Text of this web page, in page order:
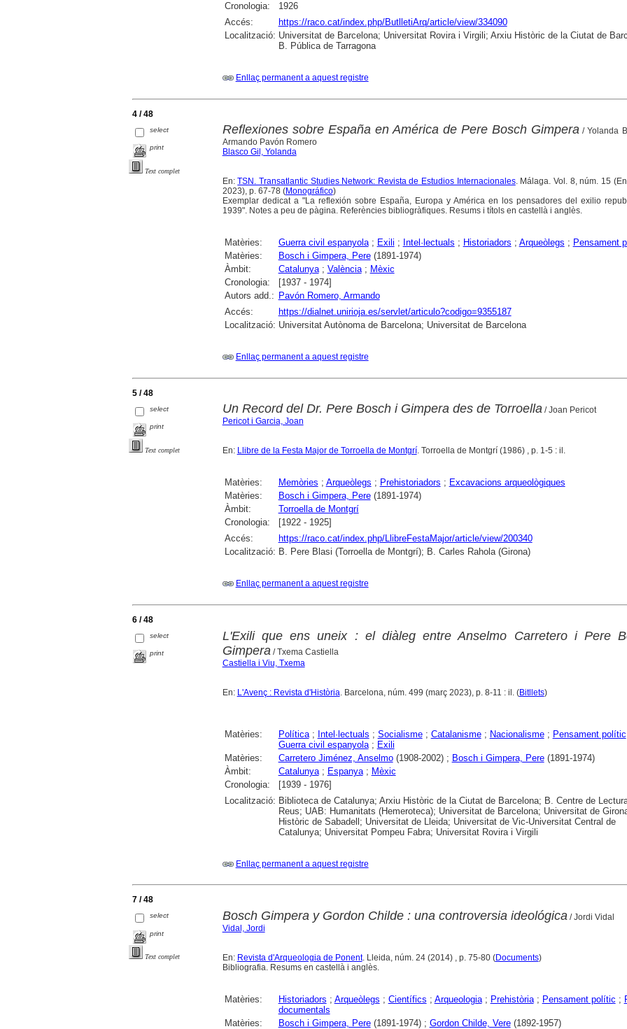
Cronologia:
1926
Accés:
https://raco.cat/index.php/ButlletiArq/article/view/334090
Localització: Universitat de Barcelona; Universitat Rovira i Virgili; Arxiu Històric de la Ciutat de
B. Pública de Tarragona
Enllaç permanent a aquest registre
4 / 48
select
print
Text complet
Reflexiones sobre España en América de Pere Bosch Gimpera / Yolanda
Armando Pavón Romero
Blasco Gil, Yolanda
En:TSN. Transatlantic Studies Network: Revista de Estudios Internacionales. Málaga. Vol. 8, núm. 15
2023), p. 67-78 (Monográfico)
Exemplar dedicat a "La reflexión sobre España, Europa y América en los pensadores del exilio
1939". Notes a peu de pàgina. Referències bibliogràfiques. Resums i títols en castellà i anglès.
Matèries: Guerra civil espanyola; Exili ; Intel·lectuals ; Historiadors ; Arqueòlegs ; Pensament
Matèries:
Bosch i Gimpera, Pere(1891-1974)
Àmbit:
Catalunya; València; Mèxic
Cronologia:
[1937 - 1974]
Autors add.: Pavón Romero, Armando
Accés:
https://dialnet.unirioja.es/servlet/articulo?codigo=9355187
Localització: Universitat Autònoma de Barcelona; Universitat de Barcelona
Enllaç permanent a aquest registre
5 / 48
select
print
Text complet
Un Record del Dr. Pere Bosch i Gimpera des de Torroella/ Joan Pericot
Pericot i Garcia, Joan
En: Llibre de la Festa Major de Torroella de Montgrí. Torroella de Montgrí (1986) , p. 1-5 : il.
Matèries: Memòries ; Arqueòlegs ; Prehistoriadors ; Excavacions arqueològiques
Matèries:
Bosch i Gimpera, Pere(1891-1974)
Àmbit:
Torroella de Montgrí
Cronologia:
[1922 - 1925]
Accés:
https://raco.cat/index.php/LlibreFestaMajor/article/view/200340
Localització: B. Pere Blasi (Torroella de Montgrí); B. Carles Rahola (Girona)
Enllaç permanent a aquest registre
6 / 48
select
print
L'Exili que ens uneix : el diàleg entre Anselmo Carretero i Pere
Gimpera / Txema Castiella
Castiella i Viu, Txema
En: L'Avenç : Revista d'Història . Barcelona, núm. 499 (març 2023), p. 8-11 : il. (Bitllets)
Matèries: Política; Intel·lectuals ; Socialisme; Catalanisme; Nacionalisme; Pensament polític
Guerra civil espanyola; Exili
Matèries:
Carretero Jiménez, Anselmo(1908-2002) ; Bosch i Gimpera, Pere(1891-1974)
Àmbit:
Catalunya; Espanya; Mèxic
Cronologia:
[1939 - 1976]
Localització: Biblioteca de Catalunya; Arxiu Històric de la Ciutat de Barcelona; B. Centre de
Reus; UAB: Humanitats (Hemeroteca); Universitat de Barcelona; Universitat de
Històric de Sabadell; Universitat de Lleida; Universitat de Vic-Universitat Central de
Catalunya; Universitat Pompeu Fabra; Universitat Rovira i Virgili
Enllaç permanent a aquest registre
7 / 48
select
print
Text complet
Bosch Gimpera y Gordon Childe : una controversia ideológica / Jordi Vidal
Vidal, Jordi
En: Revista d'Arqueologia de Ponent. Lleida, núm. 24 (2014) , p. 75-80 (Documents)
Bibliografia. Resums en castellà i anglès.
Matèries: Historiadors ; Arqueòlegs ; Científics ; Arqueologia; Prehistòria; Pensament polític ;
documentals
Matèries:
Bosch i Gimpera, Pere(1891-1974) ; Gordon Childe, Vere(1892-1957)